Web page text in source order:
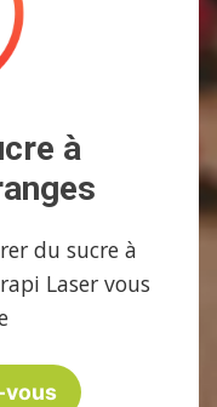
à
du sucre à
Laser vous
vous